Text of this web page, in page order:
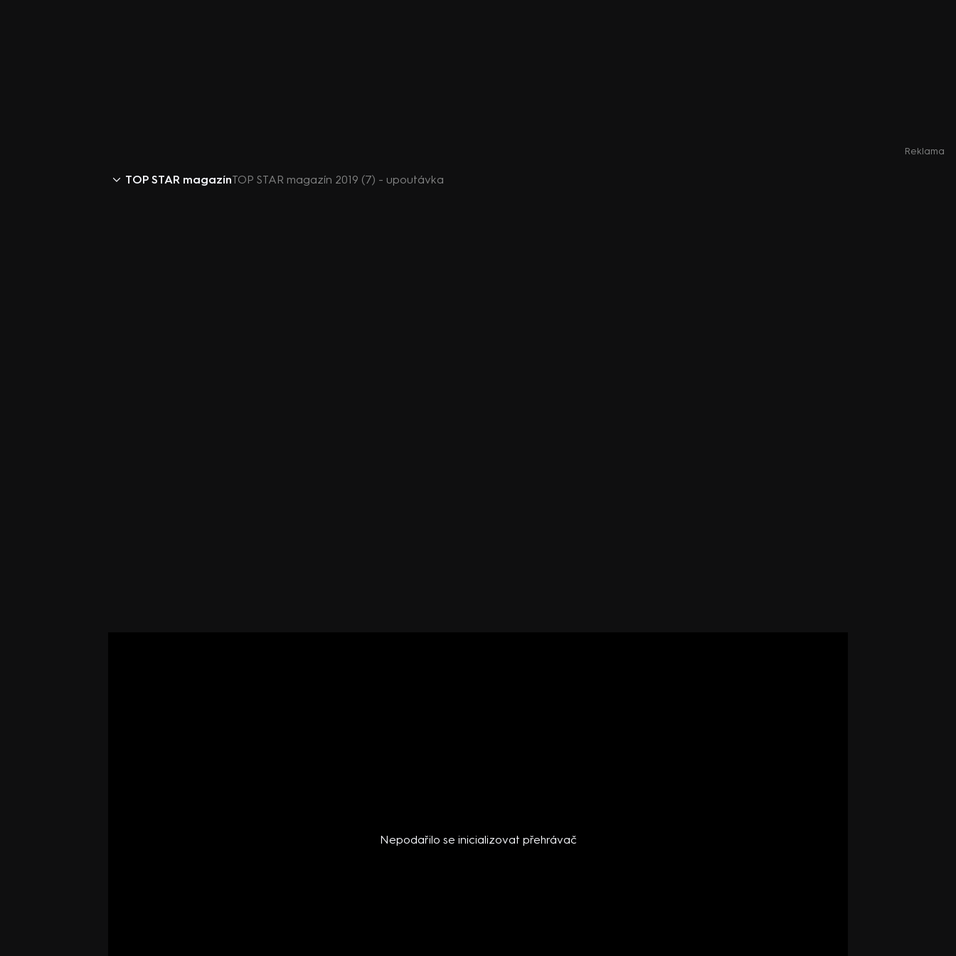
Reklama
TOP STAR magazínTOP STAR magazín 2019 (7) - upoutávka
Nepodařilo se inicializovat přehrávač